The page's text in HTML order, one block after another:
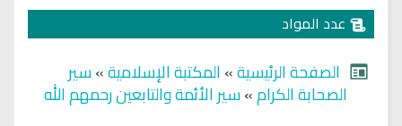
عدد المواد
الصفحة الرئيسية»المكتبة الإسلامية»سير
الصحابة الكرام»سير الأئمة والتابعين رحمهم الله